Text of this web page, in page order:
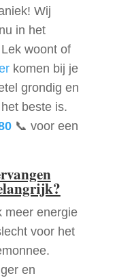
Wij
in het
woont of
komen bij je
grondig en
beste is.
📞 voor een
meer energie
voor het
en